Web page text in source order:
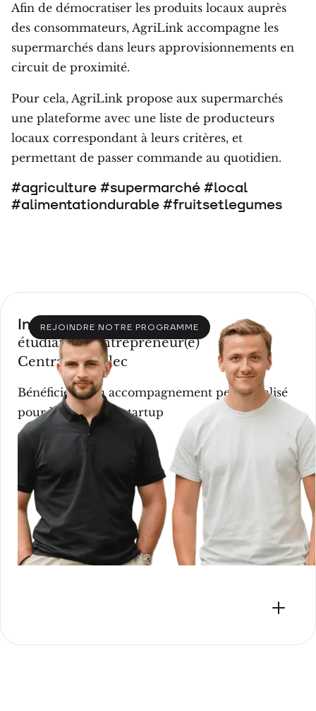
Afin de démocratiser les produits locaux auprès
des consommateurs, AgriLink accompagne les
supermarchés dans leurs approvisionnements en
circuit de proximité.
Pour cela, AgriLink propose aux supermarchés
une plateforme avec une liste de producteurs
locaux correspondant à leurs critères, et
permettant de passer commande au quotidien.
#agriculture #supermarché #local
#alimentationdurable #fruitsetlegumes
Incubation
étudiant(e)-entrepreneur(e)
CentraleSupélec
Bénéficiez d'un accompagnement personnalisé
pour lancer votre startup
REJOINDRE NOTRE PROGRAMME